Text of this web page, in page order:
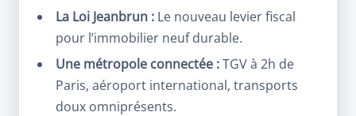
La Loi Jeanbrun :Le nouveau levier fiscal
pour l’immobilier neuf durable.
Une métropole connectée :TGV à 2h de
Paris, aéroport international, transports
doux omniprésents.